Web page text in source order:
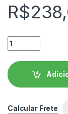
R$
Contator
Calcular Frete